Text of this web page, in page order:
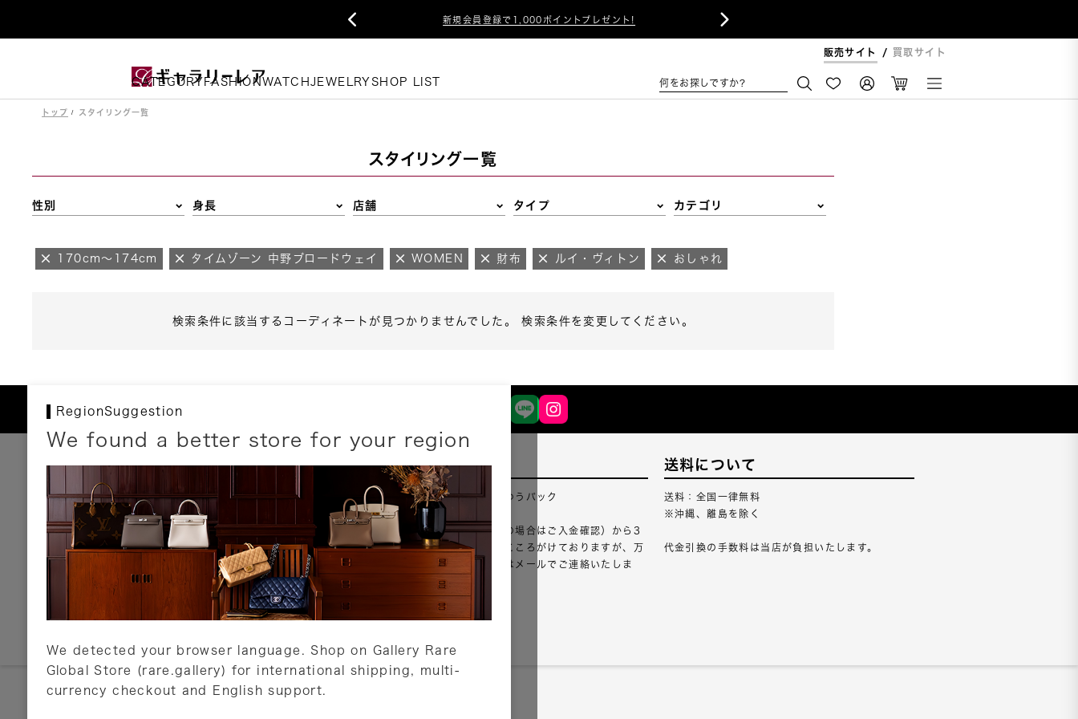
新規会員登録で1,000ポイントプレゼント!
 
販売サイト 買取サイト
CATEGORY FASHIONWATCHJEWELRY SHOP LIST 何をお探しですか?
トップ スタイリング一覧
スタイリング一覧
性別 身長 店舗 タイプ カテゴリ
170cm～174cm タイムゾーン 中野ブロードウェイ WOMEN 財布 ルイ・ヴィトン おしゃれ
検索条件に該当するコーディネートが見つかりませんでした。 検索条件を変更してください。
RegionSuggestion
We found a better store for your region
We detected your browser language. Shop on Gallery Rare
Global Store (rare.gallery) for international shipping, multi-
currency checkout and English support.
お支払いについて
以下のお支払方法が利用可能です。
クレジットカード
ショッピングローン
銀行振込・郵便振替
代金引換
Amazon Pay
PayPay
店頭支払い
詳しくはこちら
配送について
配送業者：佐川急便・ゆうパック
ご注文確認（銀行振込の場合はご入金確認）から3
営業日以内のご出荷をこころがけておりますが、万
が一出荷が遅れる場合はメールでご連絡いたしま
詳しくはこちら
送料について
送料：全国一律無料
※沖縄、離島を除く
代金引換の手数料は当店が負担いたします。